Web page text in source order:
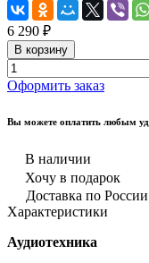
6 290 ₽
В корзину
Оформить заказ
Вы можете оплатить любым
В наличии
Хочу в подарок
Доставка по
Характеристики
Аудиотехника